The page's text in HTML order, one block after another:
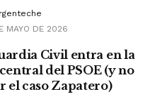
MAYO DE 2026
Civil entra en la
del PSOE (y no
el caso Zapatero)